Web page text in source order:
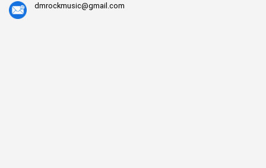
dmrockmusic@gmail.com